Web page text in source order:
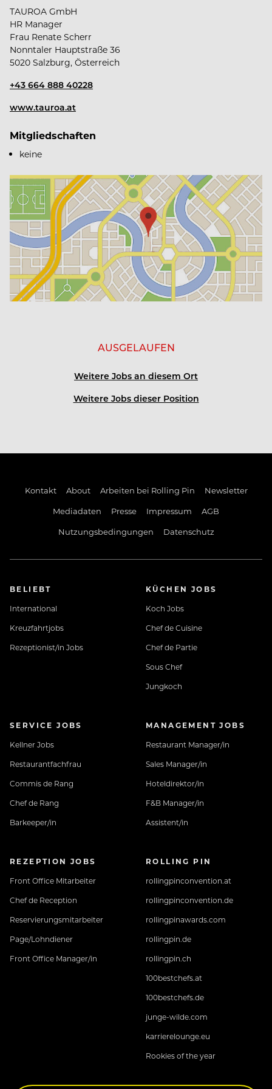
dir zur Auswahl:
Winterstellgut
Landhaus zu Appesbach
Seehotel Grundlsee
Seewiese Altaussee
Krenn
Villa Anna Grundlsee
G'schlössl Murtal
Schönberghof Spielberg
TAUROA GmbH
HR Manager
Frau Renate Scherr
Nonntaler Hauptstraße 36
5020 Salzburg, Österreich
+43 664 888 40228
www.tauroa.at
Mitgliedschaften
keine
AUSGELAUFEN
Weitere Jobs an diesem Ort
Weitere Jobs dieser Position
Kontakt About Arbeiten bei Rolling Pin
Newsletter
Mediadaten
Presse Impressum
AGB
Nutzungsbedingungen
Datenschutz
BELIEBT
International
Kreuzfahrtjobs
Rezeptionist/in Jobs
KÜCHEN JOBS
Koch Jobs
Chef de Cuisine
Chef de Partie
Sous Chef
Jungkoch
SERVICE JOBS
Kellner Jobs
Restaurantfachfrau
Commis de Rang
Chef de Rang
Barkeeper/in
MANAGEMENT JOBS
Restaurant Manager/in
Sales Manager/in
Hoteldirektor/in
F&B Manager/in
Assistent/in
REZEPTION JOBS
Front Office Mitarbeiter
Chef de Reception
Reservierungsmitarbeiter
Page/Lohndiener
Front Office Manager/in
ROLLING PIN
rollingpinconvention.at
rollingpinconvention.de
rollingpinawards.com
rollingpin.de
rollingpin.ch
100bestchefs.at
100bestchefs.de
junge-wilde.com
karrierelounge.eu
Rookies of the year